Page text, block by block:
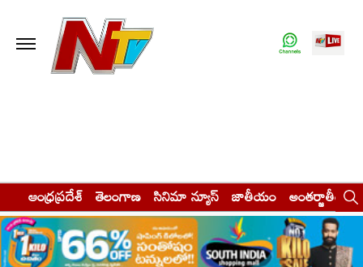
ఆంధ్రప్రదేశ్ తెలంగాణ సినిమా న్యూస్ జాతీయం అంతర్జాతీయం